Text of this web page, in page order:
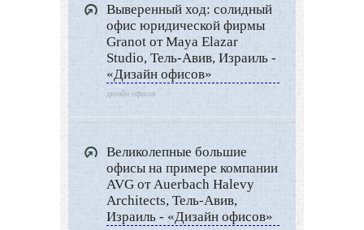
Экстерьер
Декор
Двор и сад
Архитектура
Дизайн интерьера
Ландшафтный дизайн
LIMITED EDITION
Видео новости
Дизайн разное
Выверенный ход: солидный
офис юридической фирмы
Granot от Maya Elazar
Studio, Тель-Авив, Израиль -
«Дизайн офисов»
дизайн офисов
Великолепные большие
офисы на примере компании
AVG от Auerbach Halevy
Architects, Тель-Авив,
Израиль - «Дизайн офисов»